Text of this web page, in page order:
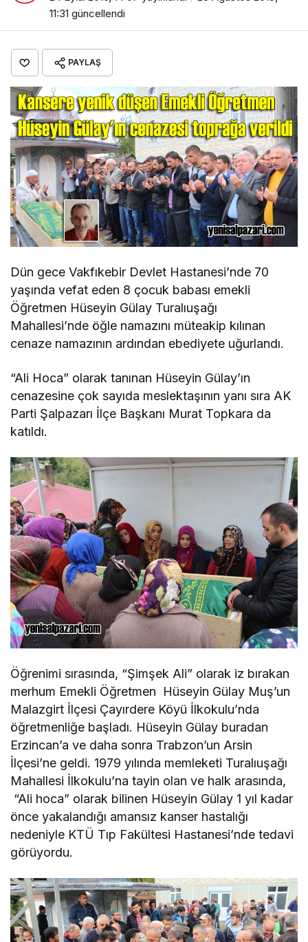
11:31 güncellendi
PAYLAŞ
Dün gece Vakfıkebir Devlet Hastanesi’nde 70
yaşında vefat eden 8 çocuk babası emekli
Öğretmen Hüseyin Gülay Turalıuşağı
Mahallesi’nde öğle namazını müteakip kılınan
cenaze namazının ardından ebediyete uğurlandı.
“Ali Hoca” olarak tanınan Hüseyin Gülay’ın
cenazesine çok sayıda meslektaşının yanı sıra AK
Parti Şalpazarı İlçe Başkanı Murat Topkara da
katıldı.
Öğrenimi sırasında, “Şimşek Ali” olarak iz bırakan
merhum Emekli Öğretmen Hüseyin Gülay Muş’un
Malazgirt İlçesi Çayırdere Köyü İlkokulu’nda
öğretmenliğe başladı. Hüseyin Gülay buradan
Erzincan’a ve daha sonra Trabzon’un Arsin
İlçesi’ne geldi. 1979 yılında memleketi Turalıuşağı
Mahallesi İlkokulu’na tayin olan ve halk arasında,
“Ali hoca” olarak bilinen Hüseyin Gülay 1 yıl kadar
önce yakalandığı amansız kanser hastalığı
nedeniyle KTÜ Tıp Fakültesi Hastanesi’nde tedavi
görüyordu.